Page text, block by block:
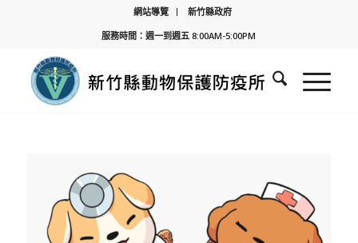
網站導覽
新竹縣政府
服務時間：週一到週五 8:00AM-5:00PM